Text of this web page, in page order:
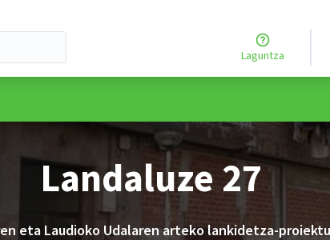
Laguntza
menua
Landaluze 27
eta Laudioko Udalaren arteko lankidetza-